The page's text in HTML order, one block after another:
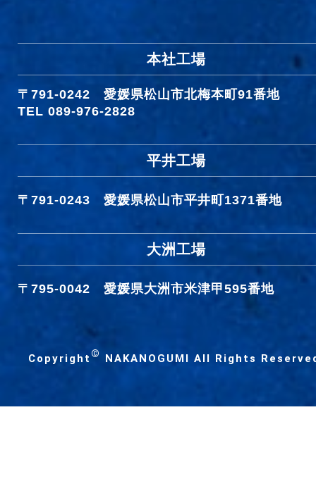
本社工場
〒791-0242 愛媛県松山市北梅本町91番地
TEL 089-976-2828
平井工場
〒791-0243 愛媛県松山市平井町1371番地
大洲工場
〒795-0042 愛媛県大洲市米津甲595番地
Copyright © NAKANOGUMI All Rights